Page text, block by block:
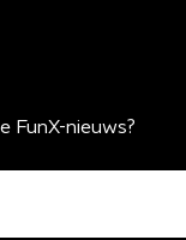
FunX-nieuws?